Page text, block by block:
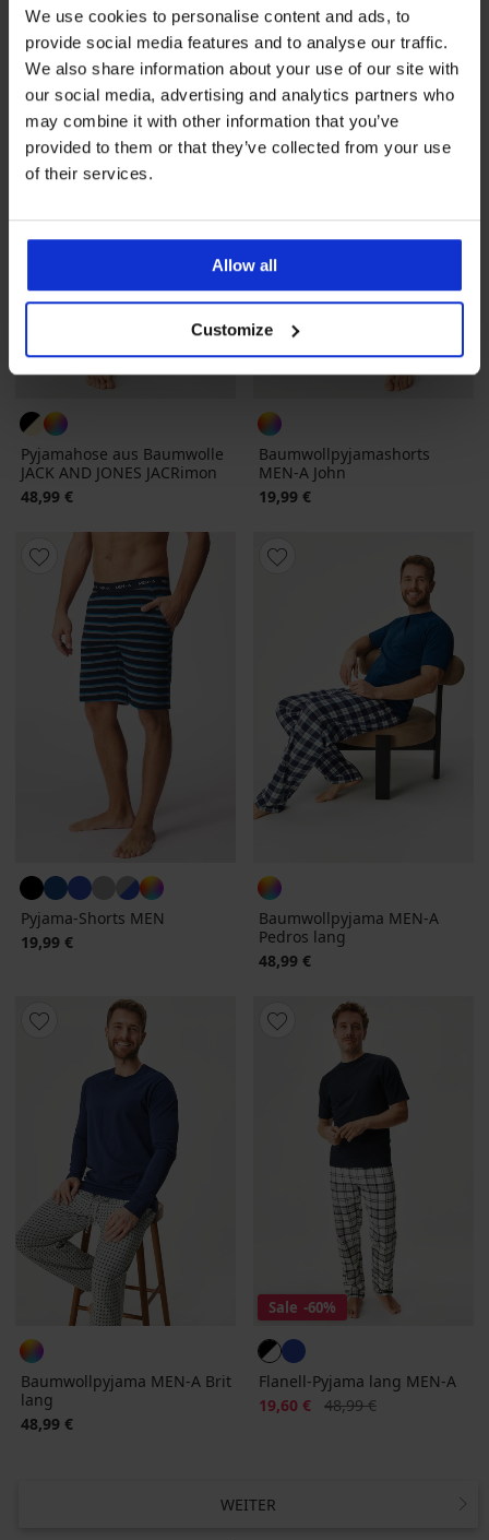
We use cookies to personalise content and ads, to
provide social media features and to analyse our traffic.
We also share information about your use of our site with
our social media, advertising and analytics partners who
may combine it with other information that you’ve
provided to them or that they’ve collected from your use
of their services.
Allow all
Customize
37,99 € Rabatt
34,29 €Alter Preis
48,99 €
Pyjamahose aus Baumwolle
JACK AND JONES JACRimon
48,99 €
LIMITED
Baumwollpyjamashorts
MEN-A John
19,99 €
Pyjama-Shorts MEN
19,99 €
Baumwollpyjama MEN-A
Pedros lang
48,99 €
Baumwollpyjama MEN-A Brit
lang
48,99 €
Sale -60%
Flanell-Pyjama lang MEN-A
Rabatt
19,60 € Alter Preis
48,99 €
WEITER